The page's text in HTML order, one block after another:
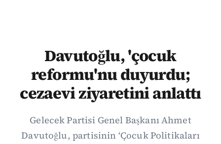
Davutoğlu, 'çocuk
reformu'nu duyurdu;
cezaevi ziyaretini anlattı
Gelecek Partisi Genel Başkanı Ahmet
Davutoğlu, partisinin ‘Çocuk Politikaları